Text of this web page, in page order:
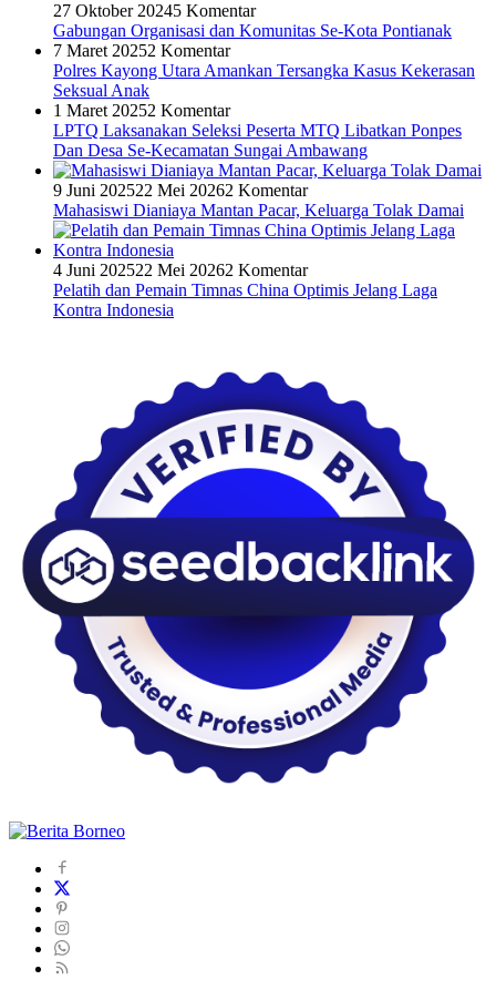
27 Oktober 20245 Komentar
Gabungan Organisasi dan Komunitas Se-Kota Pontianak
7 Maret 20252 Komentar
Polres Kayong Utara Amankan Tersangka Kasus Kekerasan
Seksual Anak
1 Maret 20252 Komentar
LPTQ Laksanakan Seleksi Peserta MTQ Libatkan Ponpes
Dan Desa Se-Kecamatan Sungai Ambawang
9 Juni 202522 Mei 20262 Komentar
Mahasiswi Dianiaya Mantan Pacar, Keluarga Tolak Damai
4 Juni 202522 Mei 20262 Komentar
Pelatih dan Pemain Timnas China Optimis Jelang Laga
Kontra Indonesia